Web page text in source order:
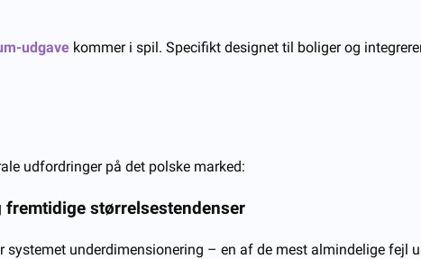
udgave kommer i spil. Specifikt designet til boliger og
udfordringer på det polske marked:
størrelsestendenser
underdimensionering – en af ​​de mest almindelige fejl